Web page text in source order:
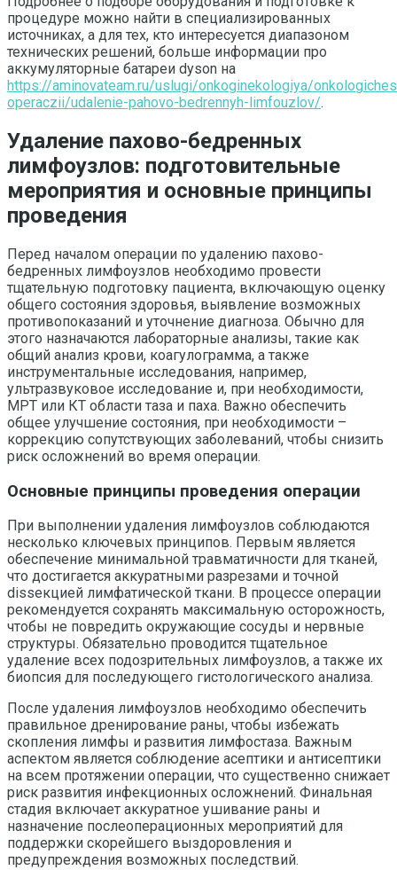
процедуре можно найти в специализированных
источниках, а для тех, кто интересуется диапазоном
технических решений, больше информации про
аккумуляторные батареи dyson на
https://aminovateam.ru/uslugi/onkoginekologiya/
operaczii/udalenie-pahovo-bedrennyh-limfouzlov/.
Удаление пахово-бедренных
лимфоузлов: подготовительные
мероприятия и основные принципы
проведения
Перед началом операции по удалению пахово-
бедренных лимфоузлов необходимо провести
тщательную подготовку пациента, включающую оценку
общего состояния здоровья, выявление возможных
противопоказаний и уточнение диагноза. Обычно для
этого назначаются лабораторные анализы, такие как
общий анализ крови, коагулограмма, а также
инструментальные исследования, например,
ультразвуковое исследование и, при необходимости,
МРТ или КТ области таза и паха. Важно обеспечить
общее улучшение состояния, при необходимости –
коррекцию сопутствующих заболеваний, чтобы снизить
риск осложнений во время операции.
Основные принципы проведения операции
При выполнении удаления лимфоузлов соблюдаются
несколько ключевых принципов. Первым является
обеспечение минимальной травматичности для тканей,
что достигается аккуратными разрезами и точной
disseкцией лимфатической ткани. В процессе операции
рекомендуется сохранять максимальную осторожность,
чтобы не повредить окружающие сосуды и нервные
структуры. Обязательно проводится тщательное
удаление всех подозрительных лимфоузлов, а также их
биопсия для последующего гистологического анализа.
После удаления лимфоузлов необходимо обеспечить
правильное дренирование раны, чтобы избежать
скопления лимфы и развития лимфостаза. Важным
аспектом является соблюдение асептики и антисептики
на всем протяжении операции, что существенно снижает
риск развития инфекционных осложнений. Финальная
стадия включает аккуратное ушивание раны и
назначение послеоперационных мероприятий для
поддержки скорейшего выздоровления и
предупреждения возможных последствий.